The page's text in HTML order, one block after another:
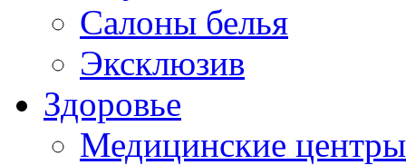
Салоны белья
Эксклюзив
Здоровье
Медицинские центры